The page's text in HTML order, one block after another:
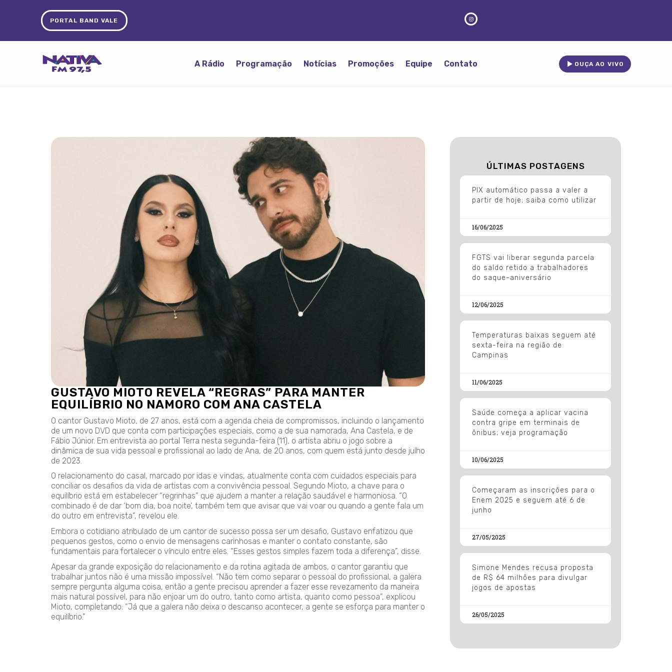
PORTAL BAND VALE
A Rádio Programação Notícias Promoções Equipe Contato OUÇA AO VIVO
GUSTAVO MIOTO REVELA “REGRAS” PARA MANTER
EQUILÍBRIO NO NAMORO COM ANA CASTELA
O cantor Gustavo Mioto, de 27 anos, está com a agenda cheia de compromissos, incluindo o lançamento
de um novo DVD que conta com participações especiais, como a de sua namorada, Ana Castela, e de
Fábio Júnior. Em entrevista ao portal Terra nesta segunda-feira (11), o artista abriu o jogo sobre a
dinâmica de sua vida pessoal e profissional ao lado de Ana, de 20 anos, com quem está junto desde julho
de 2023.
O relacionamento do casal, marcado por idas e vindas, atualmente conta com cuidados especiais para
conciliar os desafios da vida de artistas com a convivência pessoal. Segundo Mioto, a chave para o
equilíbrio está em estabelecer “regrinhas” que ajudem a manter a relação saudável e harmoniosa. “O
combinado é de dar ‘bom dia, boa noite’, também tem que avisar que vai voar ou quando a gente fala um
do outro em entrevista”, revelou ele.
Embora o cotidiano atribulado de um cantor de sucesso possa ser um desafio, Gustavo enfatizou que
pequenos gestos, como o envio de mensagens carinhosas e manter o contato constante, são
fundamentais para fortalecer o vínculo entre eles. “Esses gestos simples fazem toda a diferença”, disse.
Apesar da grande exposição do relacionamento e da rotina agitada de ambos, o cantor garantiu que
trabalhar juntos não é uma missão impossível. “Não tem como separar o pessoal do profissional, a galera
sempre pergunta alguma coisa, então a gente precisou aprender a fazer esse revezamento da maneira
mais natural possível, para não enjoar um do outro, tanto como artista, quanto como pessoa”, explicou
Mioto, completando: “Já que a galera não deixa o descanso acontecer, a gente se esforça para manter o
equilíbrio.”
ÚLTIMAS POSTAGENS
PIX automático passa a valer a
partir de hoje; saiba como utilizar
16/06/2025
FGTS vai liberar segunda parcela
do saldo retido a trabalhadores
do saque-aniversário
12/06/2025
Temperaturas baixas seguem até
sexta-feira na região de
Campinas
11/06/2025
Saúde começa a aplicar vacina
contra gripe em terminais de
ônibus; veja programação
10/06/2025
Começaram as inscrições para o
Enem 2025 e seguem até 6 de
junho
27/05/2025
Simone Mendes recusa proposta
de R$ 64 milhões para divulgar
jogos de apostas
26/05/2025